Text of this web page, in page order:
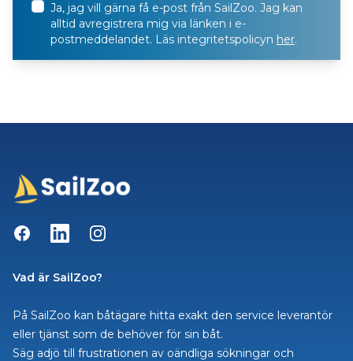
Ja, jag vill gärna få e-post från SailZoo. Jag kan
alltid avregistrera mig via länken i e-
postmeddelandet. Läs integritetspolicyn her.
FacebookLinkedInInstagram
Vad är SailZoo?
På SailZoo kan båtägare hitta exakt den service leverantör
eller tjänst som de behöver för sin båt.
Säg adjö till frustrationen av oändliga sökningar och